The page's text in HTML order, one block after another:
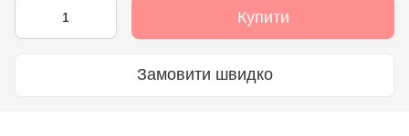
Купити
Замовити швидко